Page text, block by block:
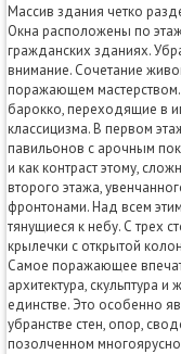
Массив здания четко
Окна расположены по
гражданских зданиях.
внимание. Сочетание
поражающем
барокко, переходящие в
классицизма. В первом
павильонов с арочным
и как контраст этому,
второго этажа,
фронтонами. Над всем
тянущиеся к небу. С трех
крылечки с открытой
Самое поражающее
архитектура, скульптура
единстве. Это особенно
убранстве стен, опор,
позолченном